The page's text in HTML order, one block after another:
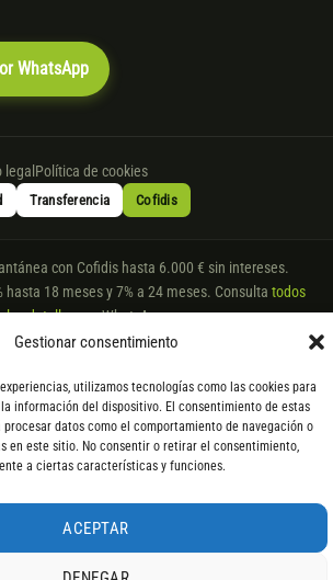
Gestionar consentimiento
utilizamos tecnologías como las cookies para
información del dispositivo. El consentimiento de estas
datos como el comportamiento de navegación o
en este sitio. No consentir o retirar el consentimiento,
a ciertas características y funciones.
ACEPTAR
WhatsApp
legal Política de cookies
Transferencia Cofidis
con Cofidis hasta 6.000 € sin intereses.
hasta 18 meses y 7% a 24 meses. Consulta todos
los detallespor WhatsApp.
inmediata se envían 24 h laborables tras el
devuelve el importe sin coste. La información de
los fabricantes pueden sustituir elementos
equivalentes o superiores.